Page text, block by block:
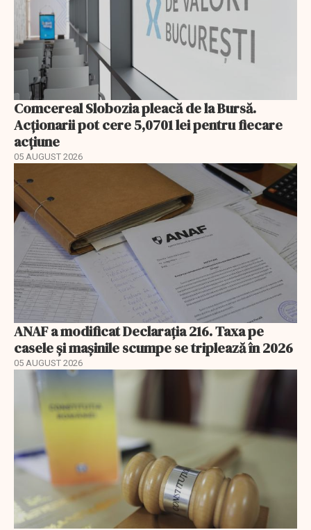
Comcereal Slobozia pleacă de la Bursă.
Acționarii pot cere 5,0701 lei pentru fiecare
acțiune
05 AUGUST 2026
ANAF a modificat Declarația 216. Taxa pe
casele și mașinile scumpe se triplează în 2026
05 AUGUST 2026